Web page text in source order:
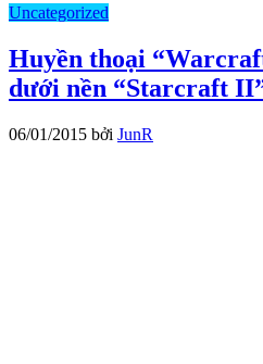
Uncategorized
Huyền thoại
dưới nền “Starcraft
06/01/2015 bởi JunR